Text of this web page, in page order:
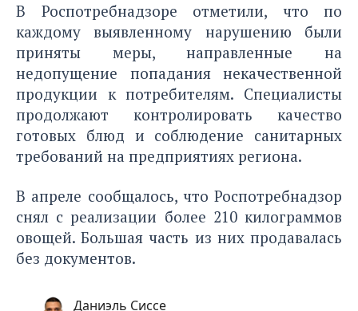
В Роспотребнадзоре отметили, что по
каждому выявленному нарушению были
приняты меры, направленные на
недопущение попадания некачественной
продукции к потребителям. Специалисты
продолжают контролировать качество
готовых блюд и соблюдение санитарных
требований на предприятиях региона.
В апреле сообщалось, что Роспотребнадзор
снял с реализации более 210 килограммов
овощей. Большая часть из них продавалась
без документов.
Даниэль Сиссе